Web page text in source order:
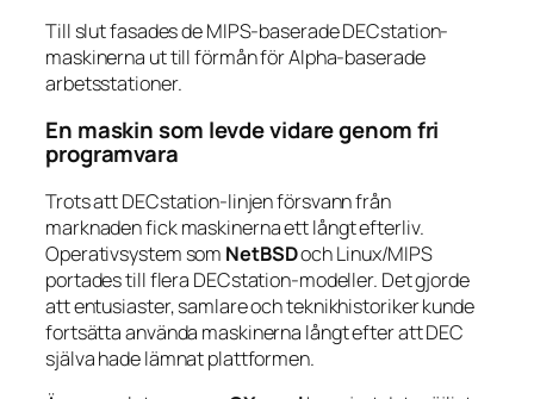
Till slut fasades de MIPS-baserade DECstation-
maskinerna ut till förmån för Alpha-baserade
arbetsstationer.
En maskin som levde vidare genom fri
programvara
Trots att DECstation-linjen försvann från
marknaden fick maskinerna ett långt efterliv.
Operativsystem som NetBSDoch Linux/MIPS
portades till flera DECstation-modeller. Det gjorde
att entusiaster, samlare och teknikhistoriker kunde
fortsätta använda maskinerna långt efter att DEC
själva hade lämnat plattformen.